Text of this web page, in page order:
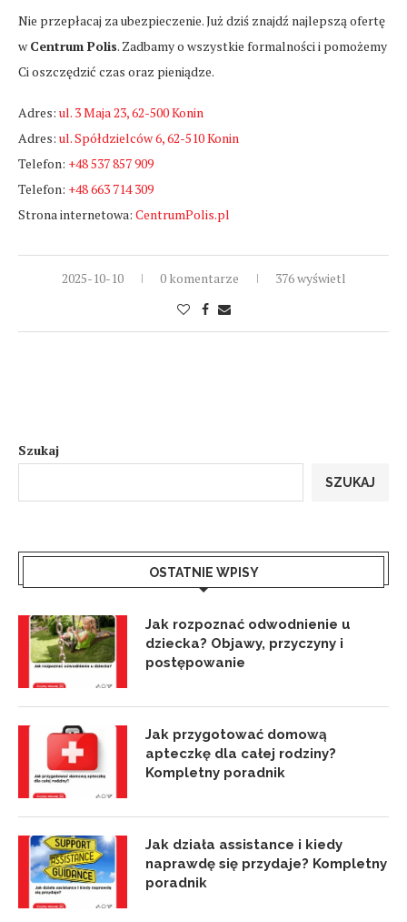
Nie przepłacaj za ubezpieczenie. Już dziś znajdź najlepszą ofertę
wCentrum Polis. Zadbamy o wszystkie formalności i pomożemy
Ci oszczędzić czas oraz pieniądze.
Adres: ul. 3 Maja 23, 62-500 Konin
Adres: ul. Spółdzielców 6, 62-510 Konin
Telefon: +48 537 857 909
Telefon: +48 663 714 309
Strona internetowa: CentrumPolis.pl
2025-10-10 0 komentarze 376 wyświetl
Szukaj
SZUKAJ
OSTATNIE WPISY
Jak rozpoznać odwodnienie u
dziecka? Objawy, przyczyny i
postępowanie
Jak przygotować domową
apteczkę dla całej rodziny?
Kompletny poradnik
Jak działa assistance i kiedy
naprawdę się przydaje? Kompletny
poradnik